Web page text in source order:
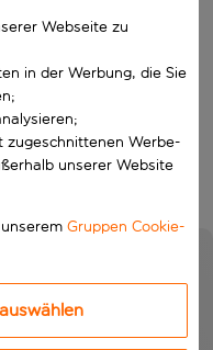
aus.
Webseite zu
in der Werbung, die Sie
zugeschnittenen Werbe-
unserer Website
Gruppen Cookie-